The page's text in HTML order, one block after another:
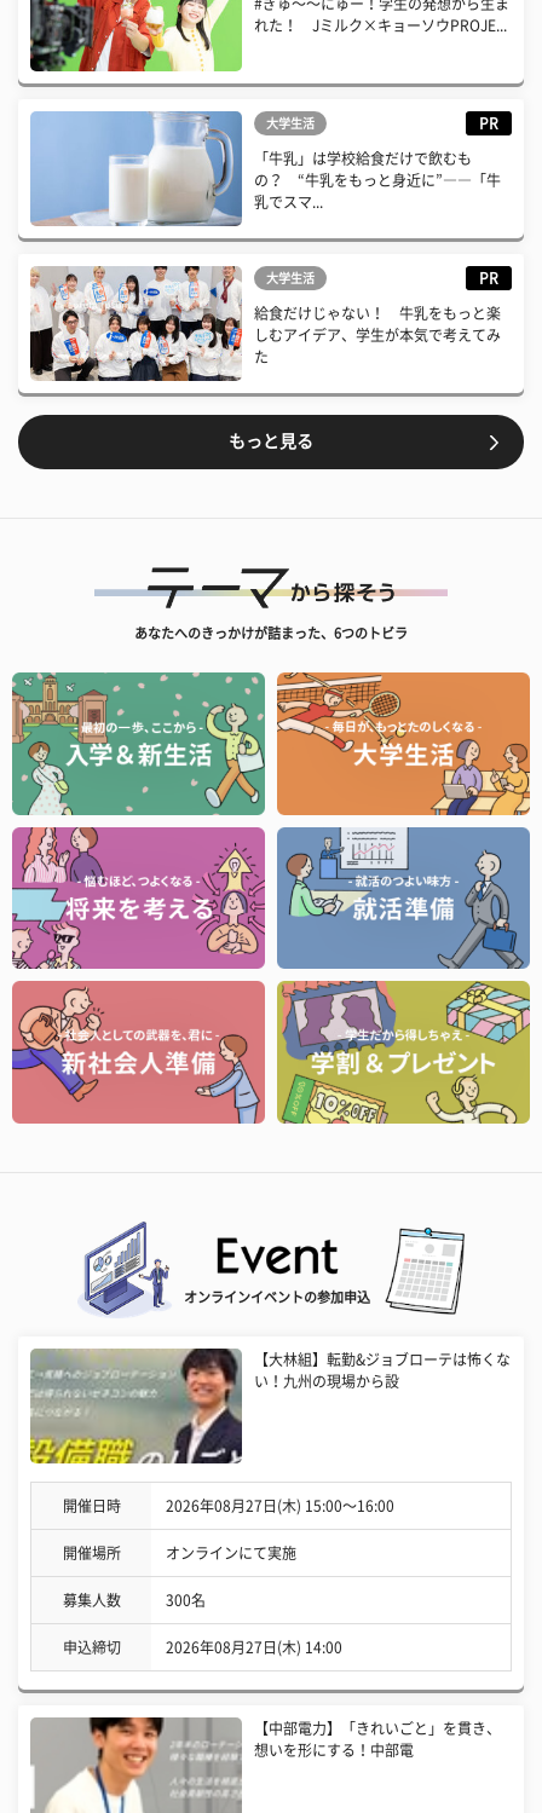
#ぎゅ〜〜にゅー！学生の発想から生ま
れた！ Jミルク×キョーソウPROJE...
大学生活 PR
「牛乳」は学校給食だけで飲むも
の？ “牛乳をもっと身近に”――「牛
乳でスマ...
大学生活 PR
給食だけじゃない！ 牛乳をもっと楽
しむアイデア、学生が本気で考えてみ
た
もっと見る
あなたへのきっかけが詰まった、6つのトビラ
オンラインイベントの参加申込
【大林組】転勤&ジョブローテは怖くな
い！九州の現場から設
開催日時 2026年08月27日(木) 15:00〜16:00
開催場所 オンラインにて実施
募集人数 300名
申込締切 2026年08月27日(木) 14:00
【中部電力】「きれいごと」を貫き、
想いを形にする！中部電